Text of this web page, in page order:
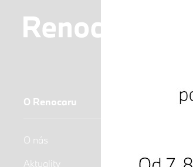
O Renocaru
O nás
Aktuality